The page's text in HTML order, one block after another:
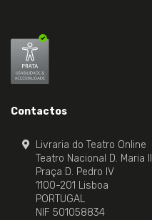
Contactos
Livraria do Teatro Online
Teatro Nacional D. Maria II
Praça D. Pedro IV
1100-201 Lisboa
PORTUGAL
NIF 501058834